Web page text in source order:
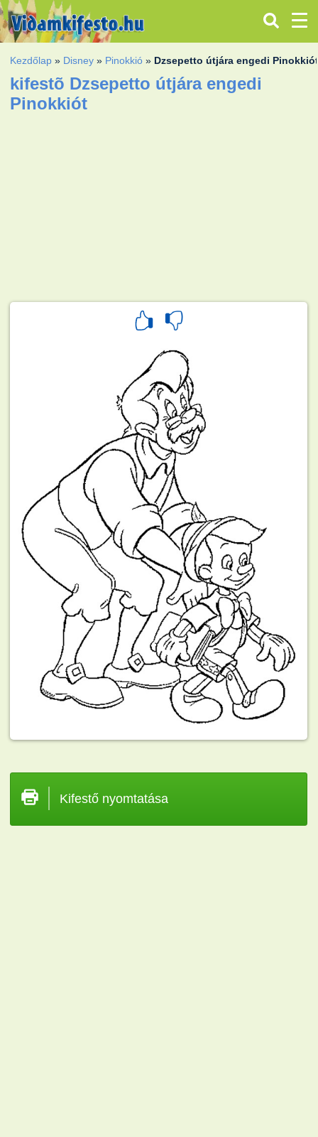
Kezdőlap » Disney » Pinokkió » Dzsepetto útjára engedi
kifestõ Dzsepetto útjára engedi
Pinokkiót
Kifestő nyomtatása